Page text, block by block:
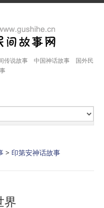
传说故事 中国神话故事 国外民
> 印第安神话故事
界